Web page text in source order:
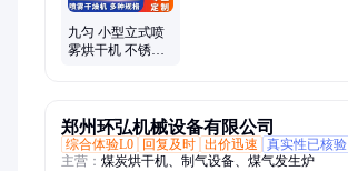
九匀 小型立式喷
雾烘干机 不锈钢
郑州环弘机械设备有限公司
综合体验L0
回复及时 出价迅速 真实性已核验
主营： 煤炭烘干机、制气设备、煤气发生炉